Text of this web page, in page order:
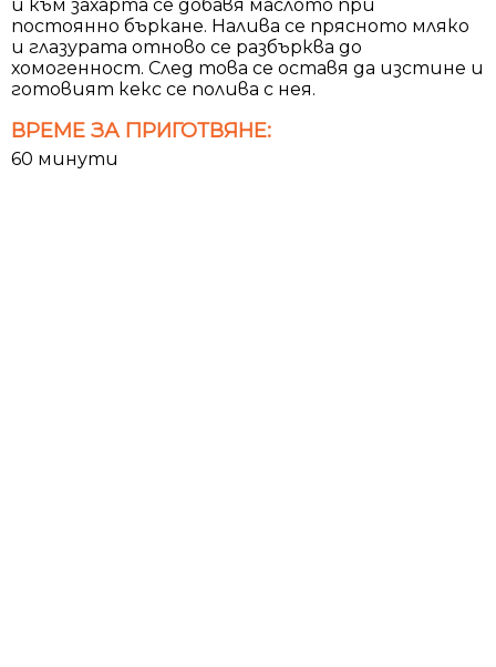
и към захарта се добавя маслото при
постоянно бъркане. Налива се прясното мляко
и глазурата отново се разбърква до
хомогенност. След това се оставя да изстине и
готовият кекс се полива с нея.
ВРЕМЕ ЗА ПРИГОТВЯНЕ:
60 минути